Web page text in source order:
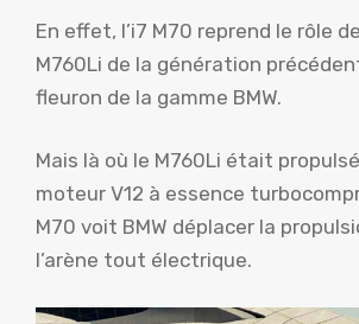
En effet, l’i7 M70 reprend le rôle
M760Li de la génération
fleuron de la gamme BMW.
Mais là où le M760Li était
moteur V12 à essence
M70 voit BMW déplacer la
l’arène tout électrique.